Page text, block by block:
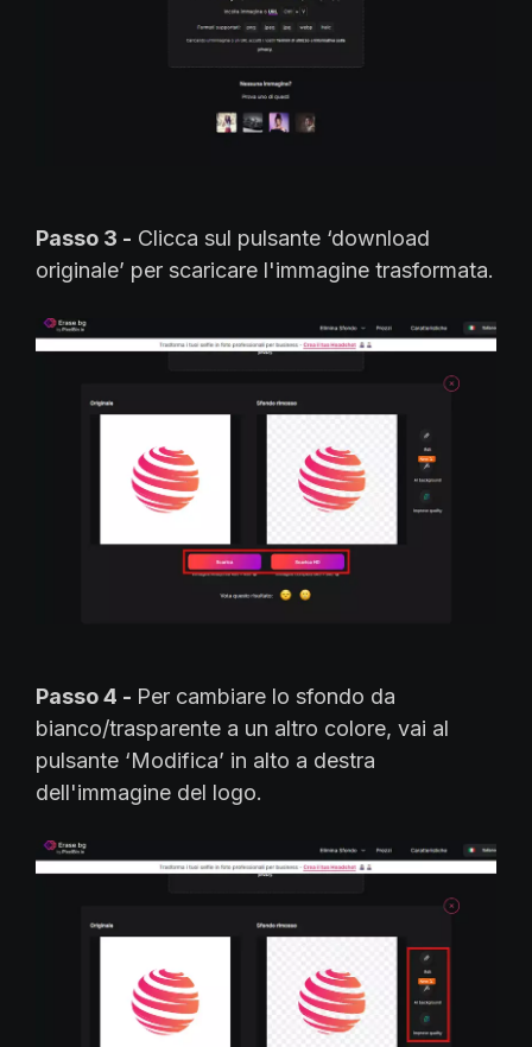
Passo 3 - Clicca sul pulsante ‘download
originale’ per scaricare l'immagine trasformata.
Passo 4 - Per cambiare lo sfondo da
bianco/trasparente a un altro colore, vai al
pulsante ‘Modifica’ in alto a destra
dell'immagine del logo.